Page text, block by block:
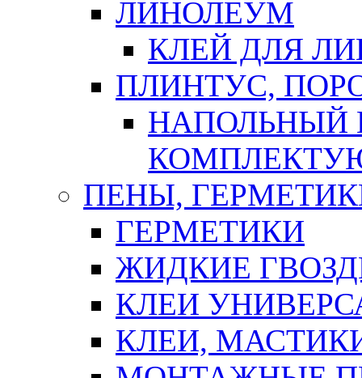
ЛИНОЛЕУМ
КЛЕЙ ДЛЯ
ПЛИНТУС,
НАПОЛЬНЫЙ
ПЕНЫ,
ГЕРМЕТИКИ
ЖИДКИЕ
КЛЕИ
КЛЕИ,